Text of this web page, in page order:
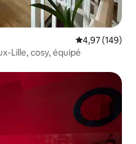
Note
4,97 (149)
Lille, cosy, équipé